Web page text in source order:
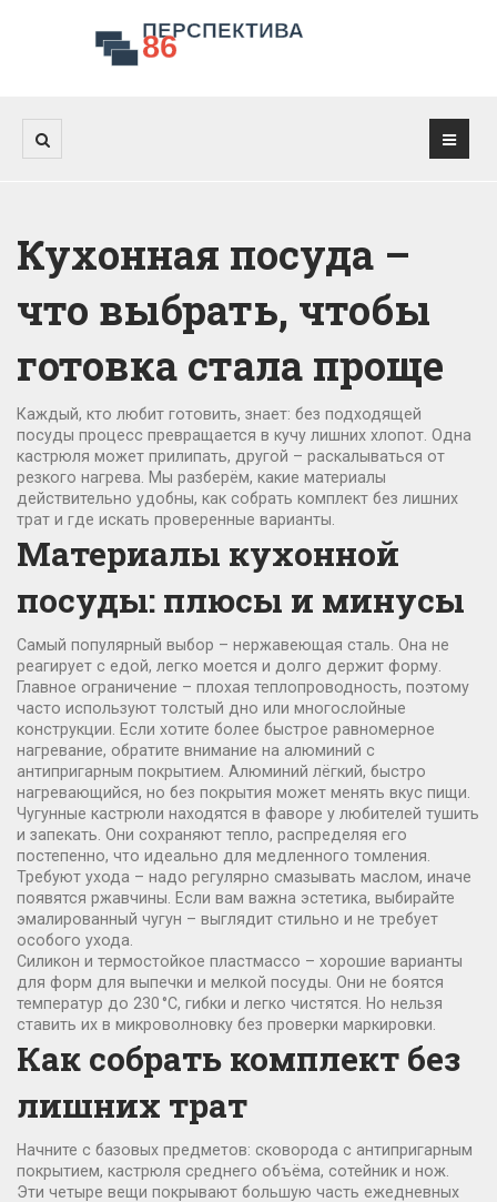
Кухонная посуда –
что выбрать, чтобы
готовка стала проще
Каждый, кто любит готовить, знает: без подходящей
посуды процесс превращается в кучу лишних хлопот. Одна
кастрюля может прилипать, другой – раскалываться от
резкого нагрева. Мы разберём, какие материалы
действительно удобны, как собрать комплект без лишних
трат и где искать проверенные варианты.
Материалы кухонной
посуды: плюсы и минусы
Самый популярный выбор – нержавеющая сталь. Она не
реагирует с едой, легко моется и долго держит форму.
Главное ограничение – плохая теплопроводность, поэтому
часто используют толстый дно или многослойные
конструкции. Если хотите более быстрое равномерное
нагревание, обратите внимание на алюминий с
антипригарным покрытием. Алюминий лёгкий, быстро
нагревающийся, но без покрытия может менять вкус пищи.
Чугунные кастрюли находятся в фаворе у любителей тушить
и запекать. Они сохраняют тепло, распределяя его
постепенно, что идеально для медленного томления.
Требуют ухода – надо регулярно смазывать маслом, иначе
появятся ржавчины. Если вам важна эстетика, выбирайте
эмалированный чугун – выглядит стильно и не требует
особого ухода.
Силикон и термостойкое пластмассо – хорошие варианты
для форм для выпечки и мелкой посуды. Они не боятся
температур до 230 °C, гибки и легко чистятся. Но нельзя
ставить их в микроволновку без проверки маркировки.
Как собрать комплект без
лишних трат
Начните с базовых предметов: сковорода с антипригарным
покрытием, кастрюля среднего объёма, сотейник и нож.
Эти четыре вещи покрывают большую часть ежедневных